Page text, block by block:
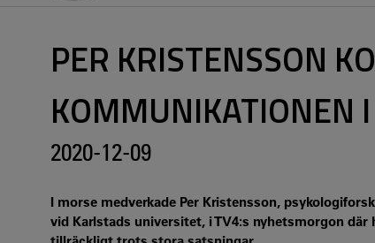
PER KRISTENSSON
KOMMUNIKATIONEN
2020-12-09
I morse medverkade Per Kristensson,
vid Karlstads universitet, i TV4:s nyhetsmorgon